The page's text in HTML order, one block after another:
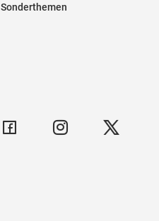
Sonderthemen